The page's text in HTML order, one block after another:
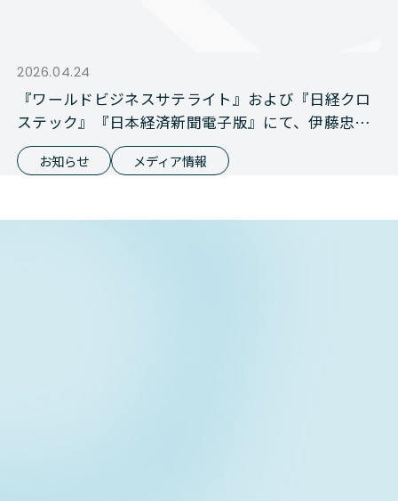
2026.04.24
『ワールドビジネスサテライト』および『日経クロ
ステック』『日本経済新聞電子版』にて、伊藤忠商
事との資本業務提携が報じられました
お知らせ メディア情報